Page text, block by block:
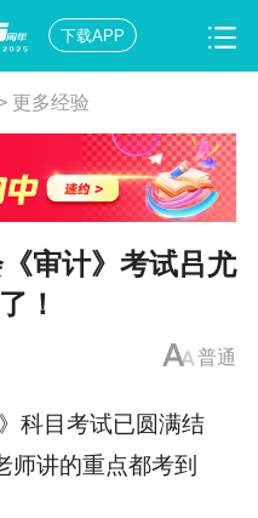
下载APP
更多经验
审计》考试吕尤
！
普通
科目考试已圆满结
师讲的重点都考到